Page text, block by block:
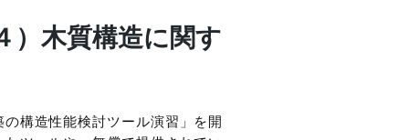
）木質構造に関す
構造性能検討ツール演習」を開